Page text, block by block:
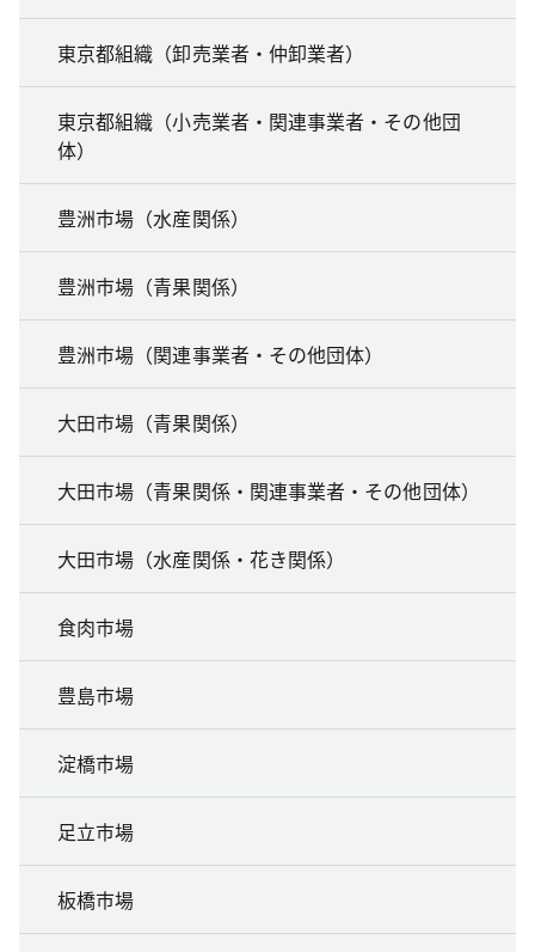
東京都組織（卸売業者・仲卸業者）
東京都組織（小売業者・関連事業者・その他団
体）
豊洲市場（水産関係）
豊洲市場（青果関係）
豊洲市場（関連事業者・その他団体）
大田市場（青果関係）
大田市場（青果関係・関連事業者・その他団体）
大田市場（水産関係・花き関係）
食肉市場
豊島市場
淀橋市場
足立市場
板橋市場